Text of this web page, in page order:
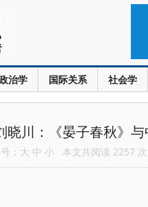
治学 国际关系 社会学
晓川：《晏子春秋》
： 大 中 小 本文共阅读 2257